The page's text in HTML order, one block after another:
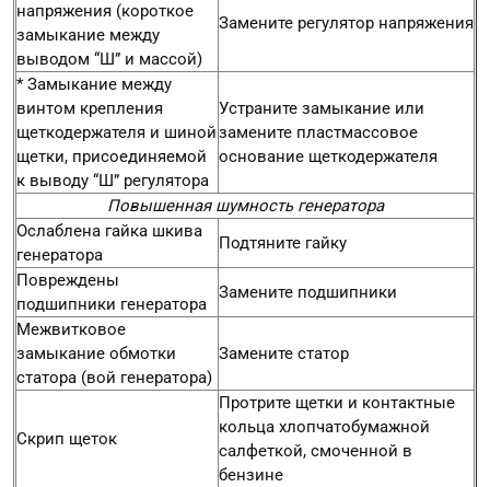
напряжения (короткое
замыкание между
выводом “Ш” и массой)
Замените регулятор напряжения
* Замыкание между
винтом крепления
щеткодержателя и шиной
щетки, присоединяемой
к выводу “Ш” регулятора
Устраните замыкание или
замените пластмассовое
основание щеткодержателя
Повышенная шумность генератора
Ослаблена гайка шкива
генератора
Подтяните гайку
Повреждены
подшипники генератора
Замените подшипники
Межвитковое
замыкание обмотки
статора (вой генератора)
Замените статор
Скрип щеток
Протрите щетки и контактные
кольца хлопчатобумажной
салфеткой, смоченной в
бензине